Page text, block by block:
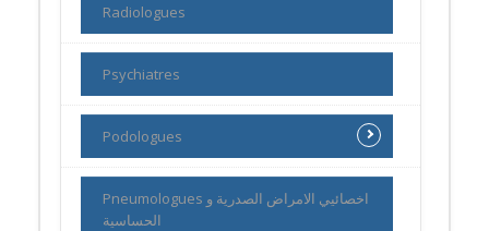
Radiologues
Psychiatres
Podologues
Pneumologues اخصائيي الامراض الصدرية و
الحساسية